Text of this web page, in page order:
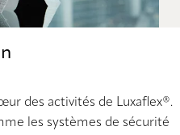
des activités de Luxaflex®.
les systèmes de sécurité